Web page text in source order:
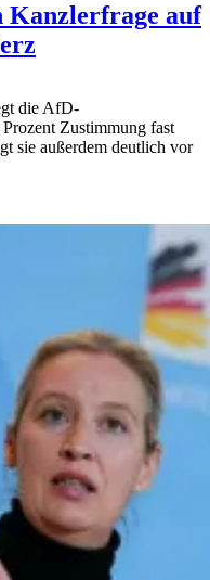
Kanzlerfrage auf
die AfD-
Zustimmung fast
sie außerdem deutlich vor